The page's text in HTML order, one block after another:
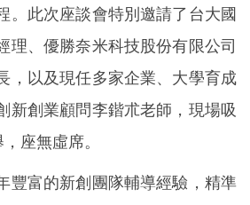
。此次座談會特別邀請了台大國
理、優勝奈米科技股份有限公司
，以及現任多家企業、大學育成
新創業顧問李鍇朮老師，現場吸
座無虛席。
豐富的新創團隊輔導經驗，精準